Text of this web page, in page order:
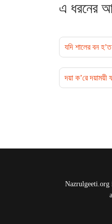
এ ধরনের
যদি শালের বন
দয়া ক’রে
Nazrulgeeti.org